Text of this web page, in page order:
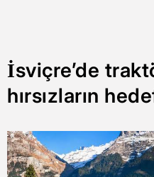
İsviçre’de
hırsızların